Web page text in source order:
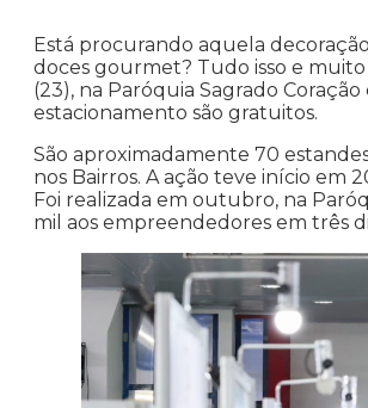
Está procurando aquela
doces gourmet? Tudo isso e
(23), na Paróquia Sagrado
estacionamento são gratuitos.
São aproximadamente 70
nos Bairros. A ação teve início em
Foi realizada em outubro, na
mil aos empreendedores em três